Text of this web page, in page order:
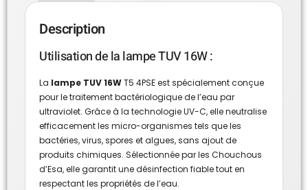
Description
Utilisation de la lampe TUV 16W :
La lampe TUV 16WT5 4PSE est spécialement conçue
pour le traitement bactériologique de l’eau par
ultraviolet. Grâce à la technologie UV-C, elle neutralise
efficacement les micro-organismes tels que les
bactéries, virus, spores et algues, sans ajout de
produits chimiques. Sélectionnée par les Chouchous
d’Esa, elle garantit une désinfection fiable tout en
respectant les propriétés de l’eau.